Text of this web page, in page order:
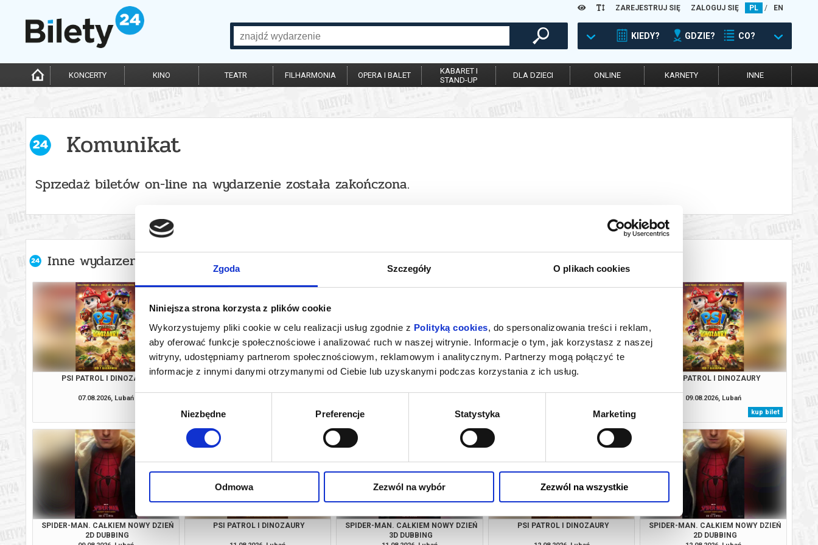
Zgoda Szczegóły O plikach cookies
Niniejsza strona korzysta z plików cookie
Wykorzystujemy pliki cookie w celu realizacji usług zgodnie z Polityką cookies, do spersonalizowania treści i reklam,
aby oferować funkcje społecznościowe i analizować ruch w naszej witrynie. Informacje o tym, jak korzystasz z naszej
witryny, udostępniamy partnerom społecznościowym, reklamowym i analitycznym. Partnerzy mogą połączyć te
informacje z innymi danymi otrzymanymi od Ciebie lub uzyskanymi podczas korzystania z ich usług.
Niezbędne Preferencje Statystyka Marketing
Odmowa Zezwól na wybór Zezwól na wszystkie
ZAREJESTRUJ SIĘ ZALOGUJ SIĘ PL / EN
KIEDY? GDZIE? CO?
KONCERTY KINO TEATR FILHARMONIA OPERA I BALET
KABARET I
STAND-UP
DLA DZIECI ONLINE KARNETY INNE
Komunikat
Sprzedaż biletów on-line na wydarzenie została zakończona.
Inne wydarzenia organizatora
PSI PATROL I DINOZAURY
07.08.2026, Lubań
SPIDER-MAN. CAŁKIEM NOWY DZIEŃ
kup bilet
PSI PATROL I DINOZAURY
kup bilet
SPIDER-MAN. CAŁKIEM NOWY DZIEŃ
kup bilet
PSI PATROL I DINOZAURY
09.08.2026, Lubań
kup bilet
SPIDER-MAN. CAŁKIEM NOWY DZIEŃ
2D DUBBING
PSI PATROL I DINOZAURY
SPIDER-MAN. CAŁKIEM NOWY DZIEŃ
3D DUBBING
PSI PATROL I DINOZAURY
SPIDER-MAN. CAŁKIEM NOWY DZIEŃ
2D DUBBING